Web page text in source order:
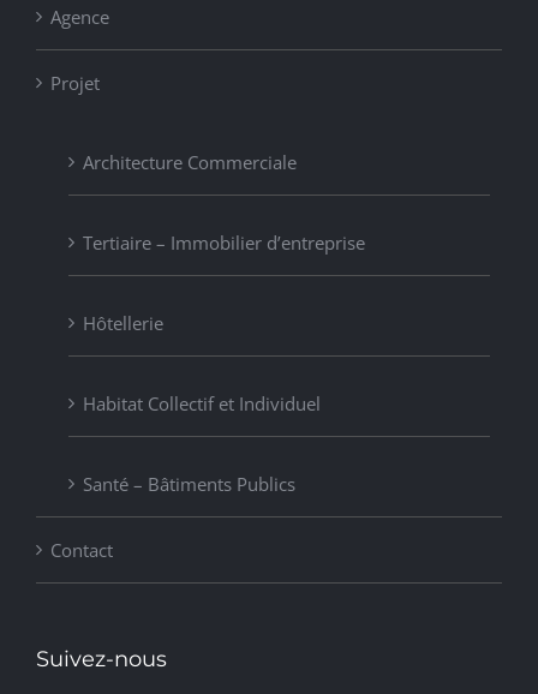
Agence
Projet
Architecture Commerciale
Tertiaire – Immobilier d’entreprise
Hôtellerie
Habitat Collectif et Individuel
Santé – Bâtiments Publics
Contact
Suivez-nous